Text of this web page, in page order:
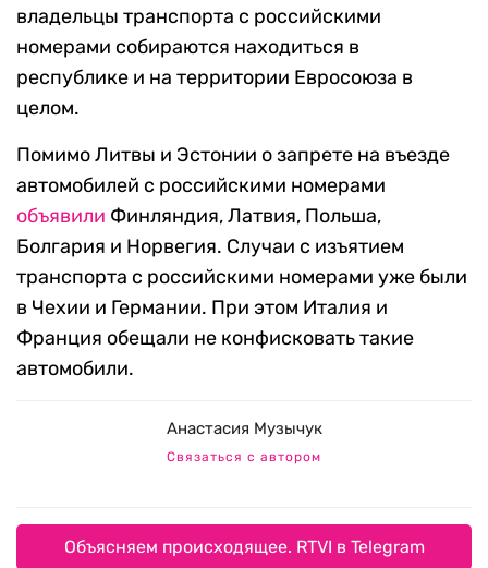
владельцы транспорта с российскими
номерами собираются находиться в
республике и на территории Евросоюза в
целом.
Помимо Литвы и Эстонии о запрете на въезде
автомобилей с российскими номерами
объявили Финляндия, Латвия, Польша,
Болгария и Норвегия. Случаи с изъятием
транспорта с российскими номерами уже были
в Чехии и Германии. При этом Италия и
Франция обещали не конфисковать такие
автомобили.
Анастасия Музычук
Связаться с автором
Объясняем происходящее. RTVI в Telegram